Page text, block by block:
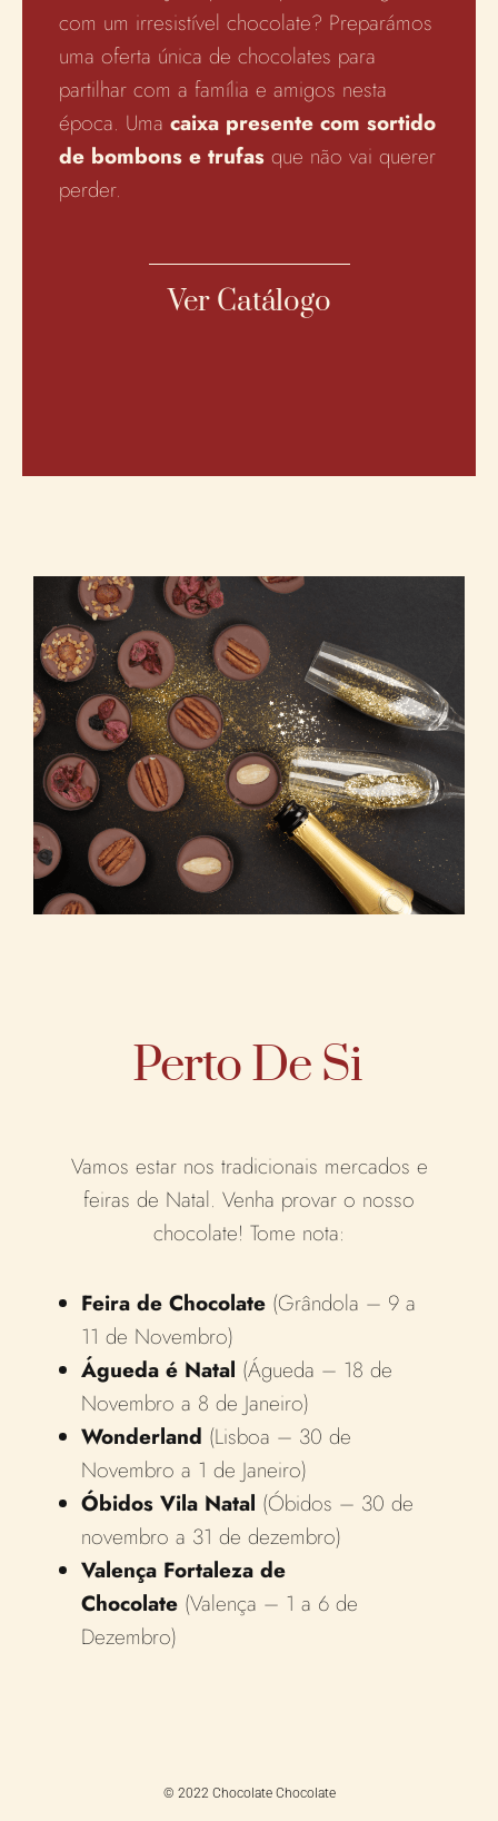
com um irresistível chocolate? Preparámos
uma oferta única de chocolates para
partilhar com a família e amigos nesta
época. Uma caixa presente com sortido
de bombons e trufasque não vai querer
perder.
Ver Catálogo
Perto De Si
Vamos estar nos tradicionais mercados e
feiras de Natal. Venha provar o nosso
chocolate! Tome nota:
Feira de Chocolate(Grândola – 9 a
11 de Novembro)
Águeda é Natal (Águeda – 18 de
Novembro a 8 de Janeiro)
Wonderland (Lisboa – 30 de
Novembro a 1 de Janeiro)
Óbidos Vila Natal (Óbidos – 30 de
novembro a 31 de dezembro)
Valença Fortaleza de
Chocolate(Valença – 1 a 6 de
Dezembro)
© 2022 Chocolate Chocolate